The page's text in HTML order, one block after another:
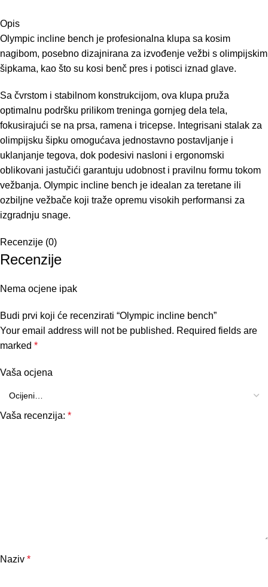
Opis
Olympic incline bench je profesionalna klupa sa kosim
nagibom, posebno dizajnirana za izvođenje vežbi s olimpijskim
šipkama, kao što su kosi benč pres i potisci iznad glave.
Sa čvrstom i stabilnom konstrukcijom, ova klupa pruža
optimalnu podršku prilikom treninga gornjeg dela tela,
fokusirajući se na prsa, ramena i tricepse. Integrisani stalak za
olimpijsku šipku omogućava jednostavno postavljanje i
uklanjanje tegova, dok podesivi nasloni i ergonomski
oblikovani jastučići garantuju udobnost i pravilnu formu tokom
vežbanja. Olympic incline bench je idealan za teretane ili
ozbiljne vežbače koji traže opremu visokih performansi za
izgradnju snage.
Recenzije (0)
Recenzije
Nema ocjene ipak
Budi prvi koji će recenzirati “Olympic incline bench”
Your email address will not be published. Required fields are
marked *
Vaša ocjena
Vaša recenzija: *
Naziv *